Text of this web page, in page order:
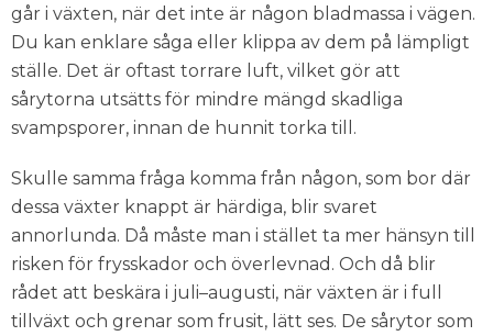
går i växten, när det inte är någon bladmassa i vägen.
Du kan enklare såga eller klippa av dem på lämpligt
ställe. Det är oftast torrare luft, vilket gör att
sårytorna utsätts för mindre mängd skadliga
svampsporer, innan de hunnit torka till.
Skulle samma fråga komma från någon, som bor där
dessa växter knappt är härdiga, blir svaret
annorlunda. Då måste man i stället ta mer hänsyn till
risken för frysskador och överlevnad. Och då blir
rådet att beskära i juli–augusti, när växten är i full
tillväxt och grenar som frusit, lätt ses. De sårytor som